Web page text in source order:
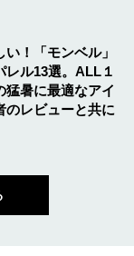
い！「モンベル」
レル13選。ALL１
猛暑に最適なアイ
のレビューと共に